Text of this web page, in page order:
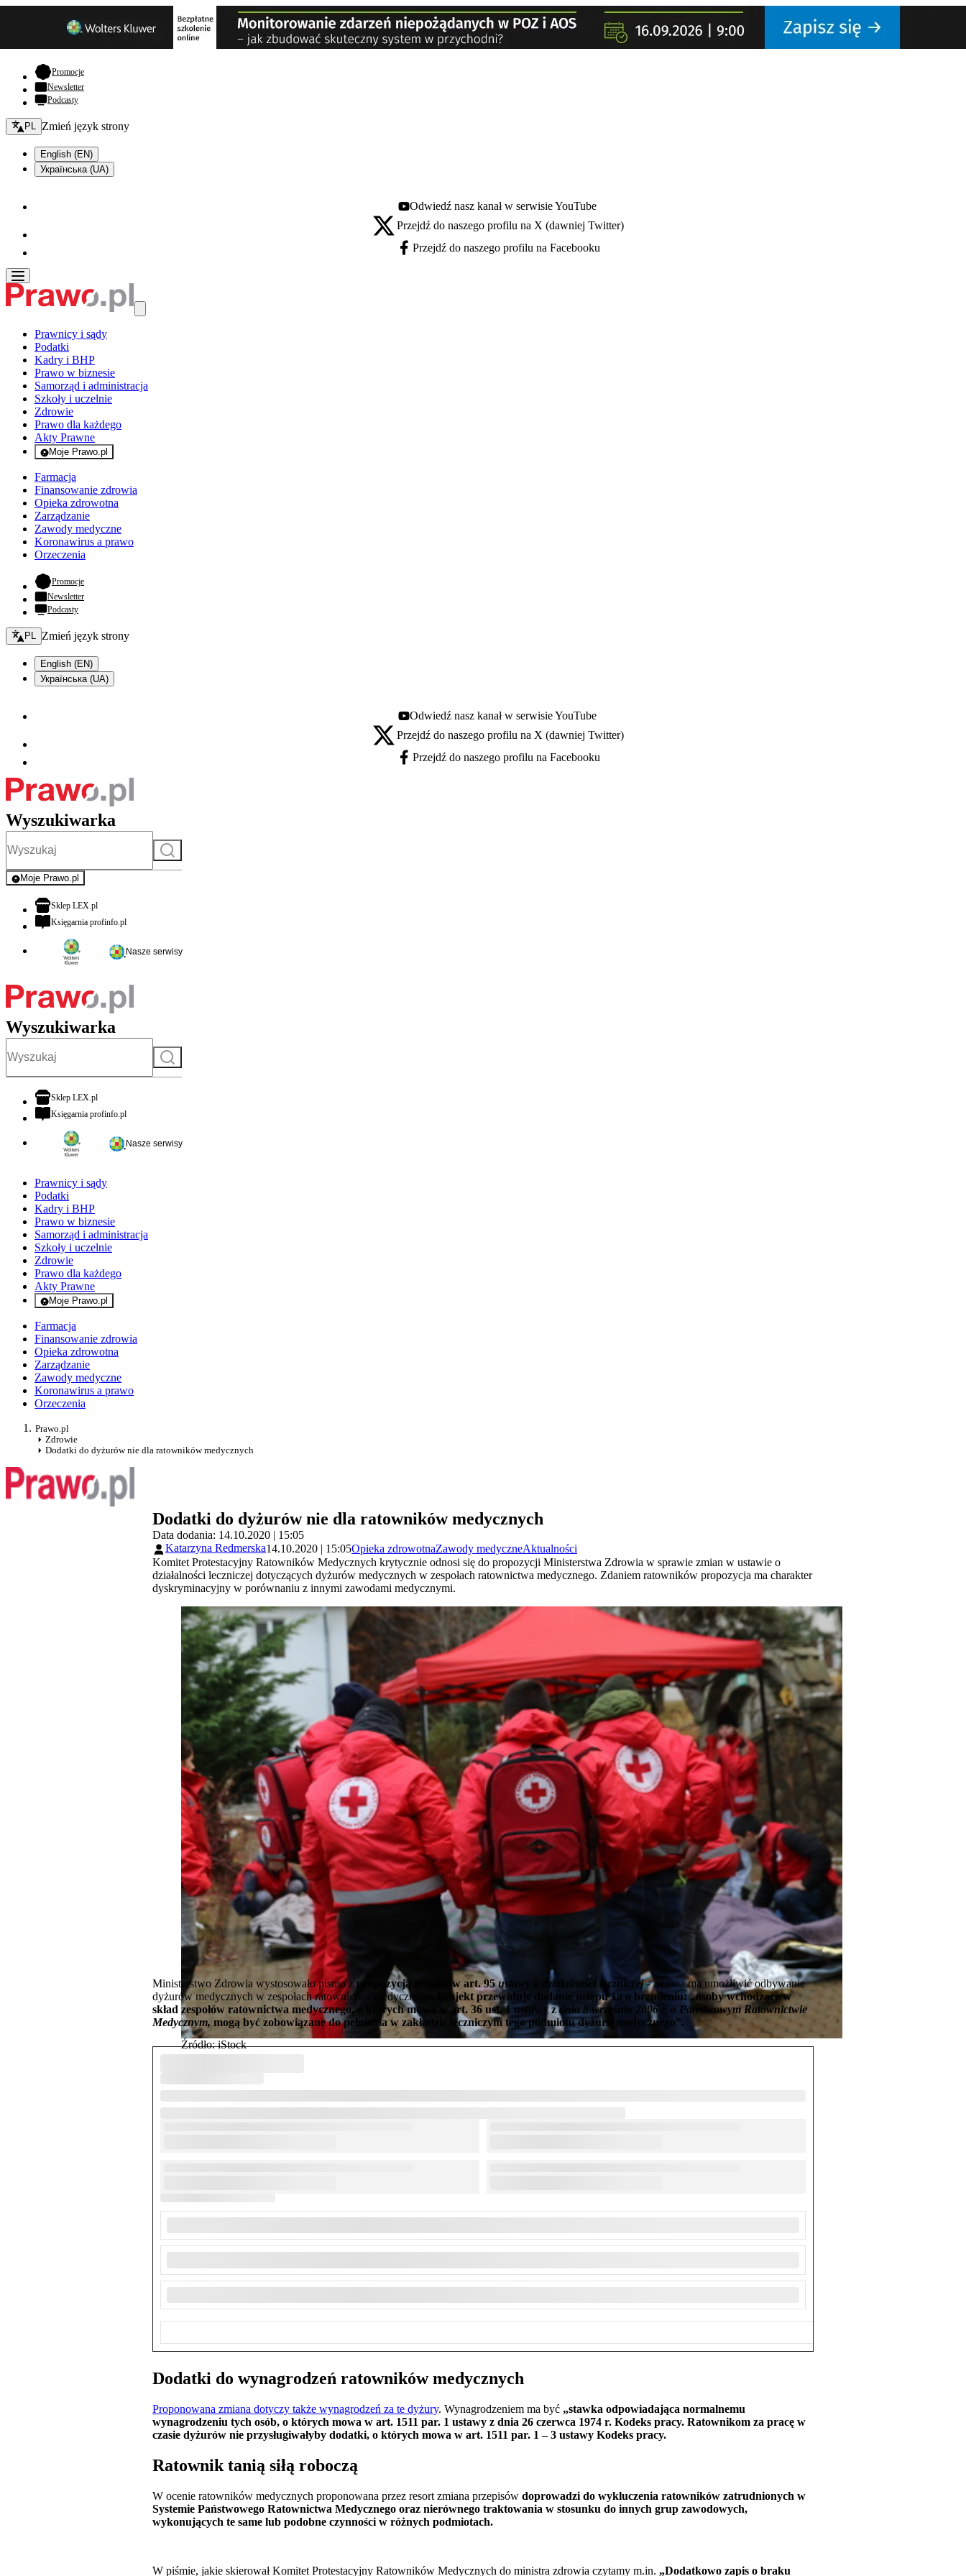
Promocje- otwiera się w nowej karcie
Newsletter
Podcasty
Zmień język - bieżący:
PL Zmień język strony
English (EN)
Українська (UA)
Youtube - otwiera się w nowej karcie
Odwiedź nasz kanał w serwisie YouTube
X - otwiera się w nowej karcie
Przejdź do naszego profilu na X (dawniej Twitter)
Facebook - otwiera się w nowej karcie
Przejdź do naszego profilu na Facebooku
Prawnicy i sądy
Podatki
Kadry i BHP
Prawo w biznesie
Samorząd i administracja
Szkoły i uczelnie
Zdrowie
Prawo dla każdego
Akty Prawne
Moje Prawo.pl
- rejestracja i logowanie do serwisu
Farmacja
Finansowanie zdrowia
Opieka zdrowotna
Zarządzanie
Zawody medyczne
Koronawirus a prawo
Orzeczenia
Promocje- otwiera się w nowej karcie
Newsletter
Podcasty
Zmień język - bieżący:
PL Zmień język strony
English (EN)
Українська (UA)
Youtube - otwiera się w nowej karcie
Odwiedź nasz kanał w serwisie YouTube
X - otwiera się w nowej karcie
Przejdź do naszego profilu na X (dawniej Twitter)
Facebook - otwiera się w nowej karcie
Przejdź do naszego profilu na Facebooku
Wyszukiwarka
Szukaj
Moje Prawo.pl
- rejestracja i logowanie do serwisu
Sklep LEX.plotwiera się w nowej karcie
Księgarnia profinfo.plotwiera się w nowej karcie
Nasze serwisy
Wyszukiwarka
Szukaj
Sklep LEX.plotwiera się w nowej karcie
Księgarnia profinfo.plotwiera się w nowej karcie
Nasze serwisy
Prawnicy i sądy
Podatki
Kadry i BHP
Prawo w biznesie
Samorząd i administracja
Szkoły i uczelnie
Zdrowie
Prawo dla każdego
Akty Prawne
Moje Prawo.pl
- rejestracja i logowanie do serwisu
Farmacja
Finansowanie zdrowia
Opieka zdrowotna
Zarządzanie
Zawody medyczne
Koronawirus a prawo
Orzeczenia
Prawo.pl
Zdrowie
Dodatki do dyżurów nie dla ratowników medycznych
Dodatki do dyżurów nie dla ratowników medycznych
Data dodania: 14.10.2020 | 15:05
Katarzyna Redmerska14.10.2020 | 15:05Opieka zdrowotnaZawody medyczneAktualności
Komitet Protestacyjny Ratowników Medycznych krytycznie odnosi się do propozycji Ministerstwa Zdrowia w sprawie zmian w ustawie o
działalności leczniczej dotyczących dyżurów medycznych w zespołach ratownictwa medycznego. Zdaniem ratowników propozycja ma charakter
dyskryminacyjny w porównaniu z innymi zawodami medycznymi.
Źródło: iStock
Ministerstwo Zdrowia wystosowało pismo zpropozycją zmiany w art. 95 ustawy o działalności leczniczej- zmiana ma umożliwić odbywanie
dyżurów medycznych w zespołach ratownictwa medycznego.
Projekt przewiduje dodanie ustępu 1a o brzmieniu: „osoby wchodzące w
skład zespołów ratownictwa medycznego, o których mowa w art. 36 ust. 1 ustawy zdnia 8 września 2006 r. o Państwowym Ratownictwie
Medycznym, mogą być zobowiązane do pełnienia w zakładzie leczniczym tego podmiotu dyżuru medycznego”.
Dodatki do wynagrodzeń ratowników medycznych
Proponowana zmiana dotyczy także wynagrodzeń za te dyżury. Wynagrodzeniem ma być „stawka odpowiadająca normalnemu
wynagrodzeniu tych osób, o których mowa w art. 1511 par. 1 ustawy z dnia 26 czerwca 1974 r. Kodeks pracy. Ratownikom za pracę w
czasie dyżurów nie przysługiwałyby dodatki, o których mowa w art. 1511 par. 1 – 3 ustawy Kodeks pracy.
Ratownik tanią siłą roboczą
W ocenie ratowników medycznych proponowana przez resort zmiana przepisów doprowadzi do wykluczenia ratowników zatrudnionych w
Systemie Państwowego Ratownictwa Medycznego oraz nierównego traktowania w stosunku do innych grup zawodowych,
wykonujących te same lub podobne czynności w różnych podmiotach.
W piśmie, jakie skierował Komitet Protestacyjny Ratowników Medycznych do ministra zdrowia czytamy m.in. „Dodatkowo zapis o braku